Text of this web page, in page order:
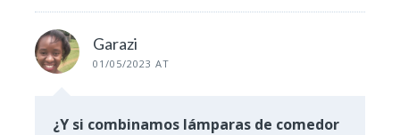
Garazi
01/05/2023 AT
¿Y si combinamos lámparas de comedor